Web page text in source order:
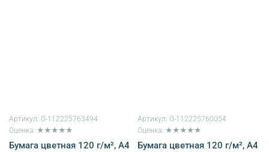
Артикул: G-112225763494
Оценка: ★★★★★
Бумага цветная 120 г/м², A4
Артикул: G-112225760054
Оценка: ★★★★★
Бумага цветная 120 г/м², A4